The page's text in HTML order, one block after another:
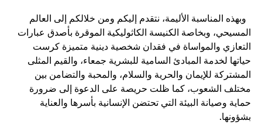
وبهذه المناسبة الأليمة، نتقدم إليكم ومن خلالكم إلى العالم
المسيحي، وبخاصة الكنيسة الكاثوليكية الموقرة بأصدق عبارات
التعازي والمواساة في فقدان شخصية دينية متميزة كرست
حياتها لخدمة المبادئ السامية للبشرية جمعاء، والقيم المثلى
المشتركة للإيمان والحرية والسلام، والمحبة والتضامن بين
مختلف الشعوب، كما ظلت حريصة على الدعوة إلى ضرورة
حماية وصيانة البيئة التي تحتضن الإنسانية بأسرها والعناية
بشؤونها.